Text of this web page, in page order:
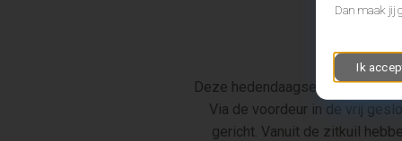
Deze hedendaagse rijwoning is
Via de voordeur in de vrij
gericht. Vanuit de zitkuil
Dan maak jij
Ik